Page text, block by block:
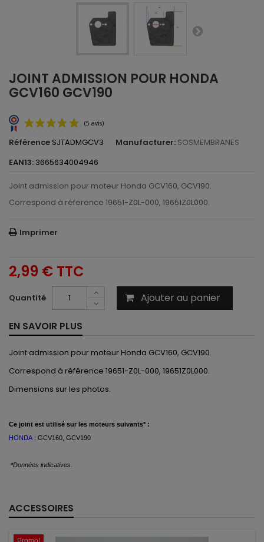
JOINT ADMISSION POUR HONDA
GCV160 GCV190
Référence SJTADMGCV3 Manufacturer: SOSMEMBRANES
EAN13: 3665634004946
Joint admission pour moteur Honda GCV160, GCV190.
Correspond à référence 19651-Z0L-000, 19651Z0L000.
Imprimer
2,99 € TTC
Quantité Ajouter au panier
EN SAVOIR PLUS
Joint admission pour moteur Honda GCV160, GCV190.
Correspond à référence 19651-Z0L-000, 19651Z0L000.
Dimensions sur les photos.
Ce joint est utilisé sur les moteurs suivants* :
HONDA : GCV160, GCV190
*Données indicatives.
ACCESSOIRES